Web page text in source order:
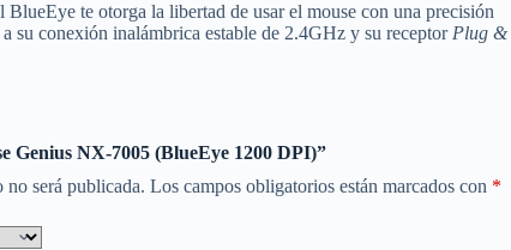
te otorga la libertad de usar el mouse con una precisión
su conexión inalámbrica estable de 2.4GHz y su receptor Plug &
Genius NX-7005 (BlueEye 1200 DPI)”
será publicada. Los campos obligatorios están marcados con *